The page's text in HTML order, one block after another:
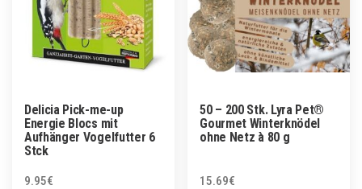
Delicia Pick-me-up
Energie Blocs mit
Aufhänger Vogelfutter 6
Stck
9.95€
50 – 200 Stk. Lyra Pet®
Gourmet Winterknödel
ohne Netz à 80 g
15.69€